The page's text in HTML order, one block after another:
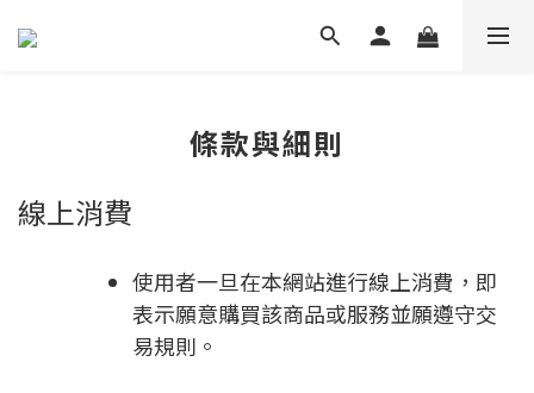
條款與細則
線上消費
使用者一旦在本網站進行線上消費，即
表示願意購買該商品或服務並願遵守交
易規則。